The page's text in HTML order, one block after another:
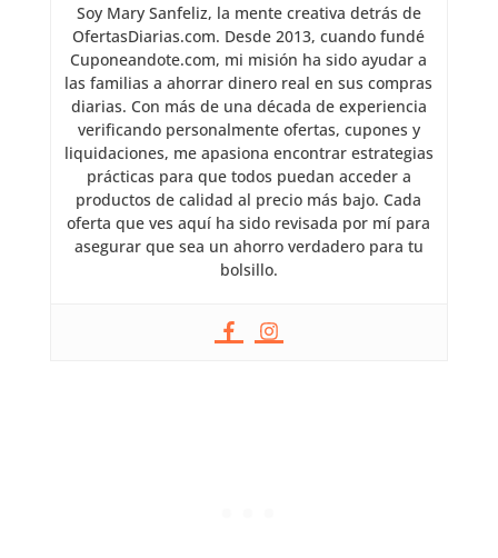
Soy Mary Sanfeliz, la mente creativa detrás de
OfertasDiarias.com. Desde 2013, cuando fundé
Cuponeandote.com, mi misión ha sido ayudar a
las familias a ahorrar dinero real en sus compras
diarias. Con más de una década de experiencia
verificando personalmente ofertas, cupones y
liquidaciones, me apasiona encontrar estrategias
prácticas para que todos puedan acceder a
productos de calidad al precio más bajo. Cada
oferta que ves aquí ha sido revisada por mí para
asegurar que sea un ahorro verdadero para tu
bolsillo.